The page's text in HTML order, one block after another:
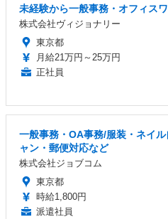
未経験から一般事務・オフィス
株式会社ヴィジョナリー
東京都
月給21万円～25万円
正社員
一般事務・OA事務/服装・ネイ
ャン・郵便対応など
株式会社ジョブコム
東京都
時給1,800円
派遣社員